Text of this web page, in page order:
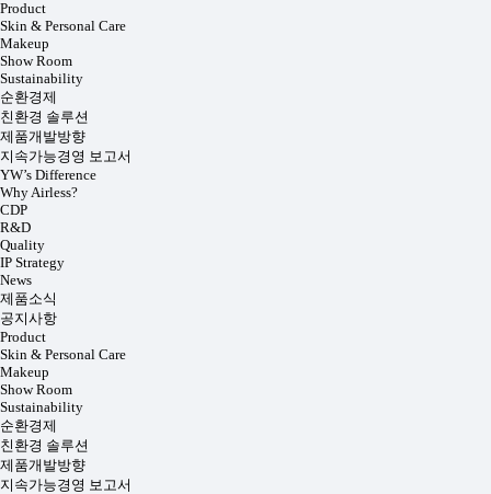
Product
Skin & Personal Care
Makeup
Show Room
Sustainability
순환경제
친환경 솔루션
제품개발방향
지속가능경영 보고서
YW’s Difference
Why Airless?
CDP
R&D
Quality
IP Strategy
News
제품소식
공지사항
Product
Skin & Personal Care
Makeup
Show Room
Sustainability
순환경제
친환경 솔루션
제품개발방향
지속가능경영 보고서